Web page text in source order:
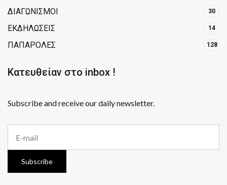
ΔΙΑΓΩΝΙΣΜΟΙ 30
ΕΚΔΗΛΩΣΕΙΣ 14
ΠΑΠΑΡΟΛΕΣ 128
Κατευθείαν στο inbox !
Subscribe and receive our daily newsletter.
a
Subscribe